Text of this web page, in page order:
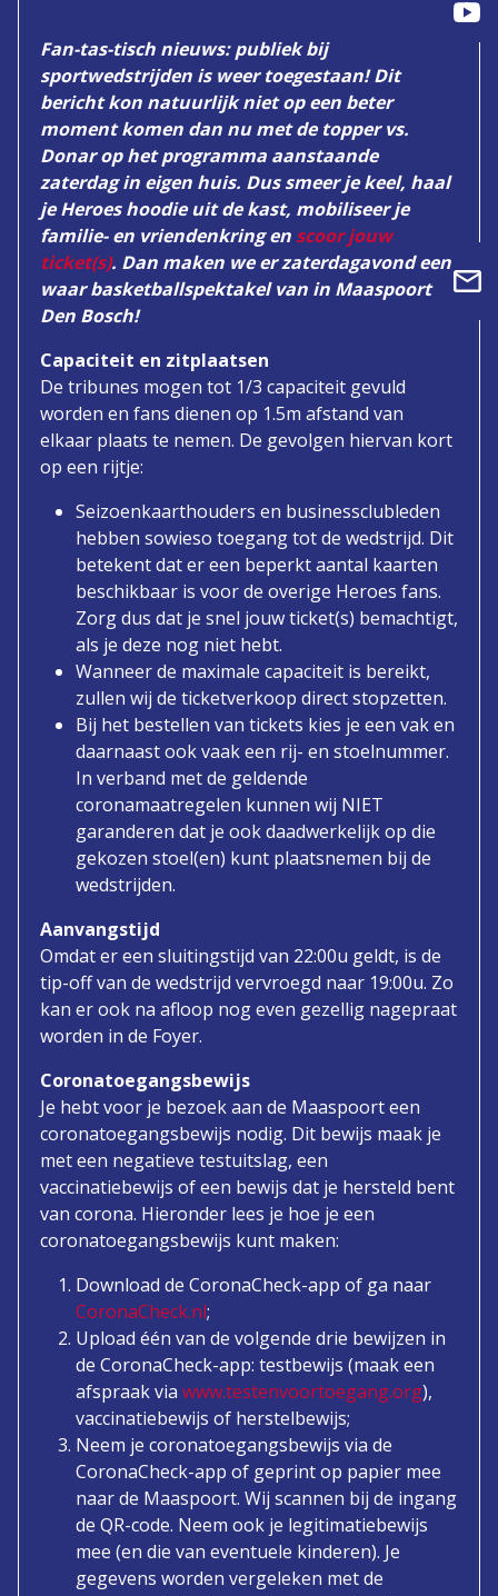
Fan-tas-tisch nieuws: publiek bij
sportwedstrijden is weer toegestaan! Dit
bericht kon natuurlijk niet op een beter
moment komen dan nu met de topper vs.
Donar op het programma aanstaande
zaterdag in eigen huis. Dus smeer je keel, haal
je Heroes hoodie uit de kast, mobiliseer je
familie- en vriendenkring en scoor jouw
ticket(s). Dan maken we er zaterdagavond een
waar basketballspektakel van in Maaspoort
Den Bosch!
Capaciteit en zitplaatsen
De tribunes mogen tot 1/3 capaciteit gevuld
worden en fans dienen op 1.5m afstand van
elkaar plaats te nemen. De gevolgen hiervan kort
op een rijtje:
Seizoenkaarthouders en businessclubleden
hebben sowieso toegang tot de wedstrijd. Dit
betekent dat er een beperkt aantal kaarten
beschikbaar is voor de overige Heroes fans.
Zorg dus dat je snel jouw ticket(s) bemachtigt,
als je deze nog niet hebt.
Wanneer de maximale capaciteit is bereikt,
zullen wij de ticketverkoop direct stopzetten.
Bij het bestellen van tickets kies je een vak en
daarnaast ook vaak een rij- en stoelnummer.
In verband met de geldende
coronamaatregelen kunnen wij NIET
garanderen dat je ook daadwerkelijk op die
gekozen stoel(en) kunt plaatsnemen bij de
wedstrijden.
Aanvangstijd
Omdat er een sluitingstijd van 22:00u geldt, is de
tip-off van de wedstrijd vervroegd naar 19:00u. Zo
kan er ook na afloop nog even gezellig nagepraat
worden in de Foyer.
Coronatoegangsbewijs
Je hebt voor je bezoek aan de Maaspoort een
coronatoegangsbewijs nodig. Dit bewijs maak je
met een negatieve testuitslag, een
vaccinatiebewijs of een bewijs dat je hersteld bent
van corona. Hieronder lees je hoe je een
coronatoegangsbewijs kunt maken:
Download de CoronaCheck-app of ga naar
CoronaCheck.nl;
Upload één van de volgende drie bewijzen in
de CoronaCheck-app: testbewijs (maak een
afspraak via www.testenvoortoegang.org),
vaccinatiebewijs of herstelbewijs;
Neem je coronatoegangsbewijs via de
CoronaCheck-app of geprint op papier mee
naar de Maaspoort. Wij scannen bij de ingang
de QR-code. Neem ook je legitimatiebewijs
mee (en die van eventuele kinderen). Je
gegevens worden vergeleken met de